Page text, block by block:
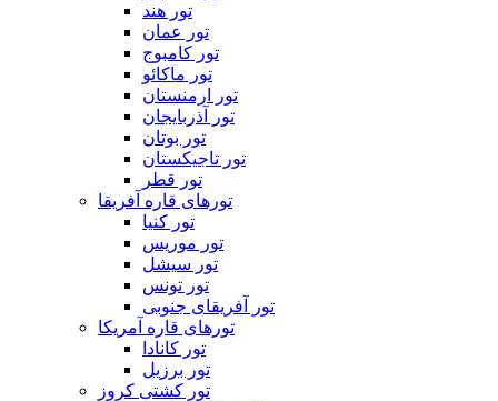
تور هند
تور عمان
تور کامبوج
تور ماکائو
تور ارمنستان
تور آذربایجان
تور بوتان
تور تاجیکستان
تور قطر
تورهای قاره آفریقا
تور کنیا
تور موریس
تور سیشل
تور تونس
تور آفریقای جنوبی
تورهای قاره آمریکا
تور کانادا
تور برزیل
تور کشتی کروز